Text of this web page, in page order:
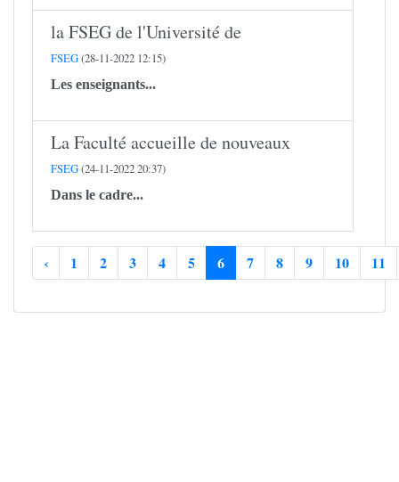
la FSEG de l'Université de
FSEG(28-11-2022 12:15)
Les enseignants...
La Faculté accueille de nouveaux
FSEG(24-11-2022 20:37)
Dans le cadre...
‹ 1 2 3 4 5 6 7 8 9 10 11